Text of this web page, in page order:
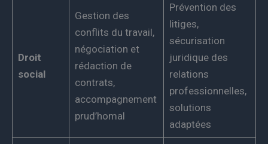
Droit
social
Gestion des
conflits du travail,
négociation et
rédaction de
contrats,
accompagnement
prud’homal
Prévention des
litiges,
sécurisation
juridique des
relations
professionnelles,
solutions
adaptées